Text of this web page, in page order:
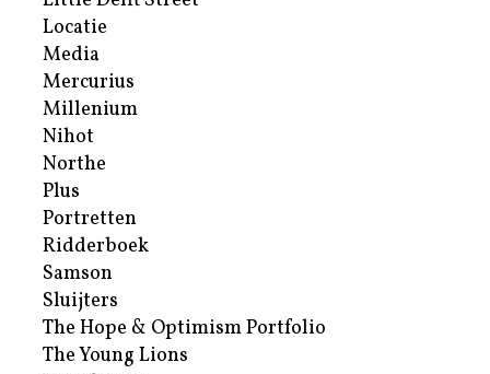
Locatie
Media
Mercurius
Millenium
Nihot
Northe
Plus
Portretten
Ridderboek
Samson
Sluijters
The Hope & Optimism Portfolio
The Young Lions